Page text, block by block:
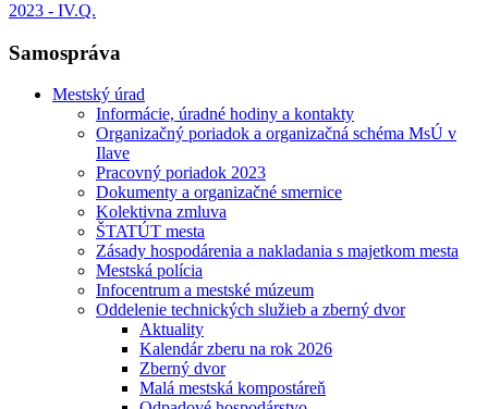
2023 - IV.Q.
Samospráva
Mestský úrad
Informácie, úradné hodiny a kontakty
Organizačný poriadok a organizačná schéma MsÚ v
Ilave
Pracovný poriadok 2023
Dokumenty a organizačné smernice
Kolektivna zmluva
ŠTATÚT mesta
Zásady hospodárenia a nakladania s majetkom mesta
Mestská polícia
Infocentrum a mestské múzeum
Oddelenie technických služieb a zberný dvor
Aktuality
Kalendár zberu na rok 2026
Zberný dvor
Malá mestská kompostáreň